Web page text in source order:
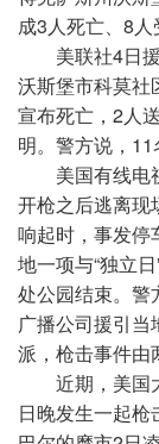
成3人死亡、8人
美联社4日
沃斯堡市科莫社
宣布死亡，2人
明。警方说，11
美国有线电
开枪之后逃离现
响起时，事发停
地一项与“独立
处公园结束。警
广播公司援引
派，枪击事件由
近期，美国
日晚发生一起